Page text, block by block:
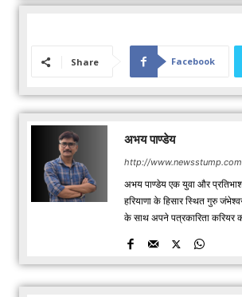
Share Facebook
अभय पाण्डेय
http://www.newsstump.com
अभय पाण्डेय एक युवा और
हरियाणा के हिसार स्थित गुरु
के साथ अपने पत्रकारिता करियर